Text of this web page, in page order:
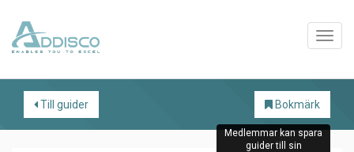
Till guider Bokmärk
Medlemmar kan spara
guider till sin